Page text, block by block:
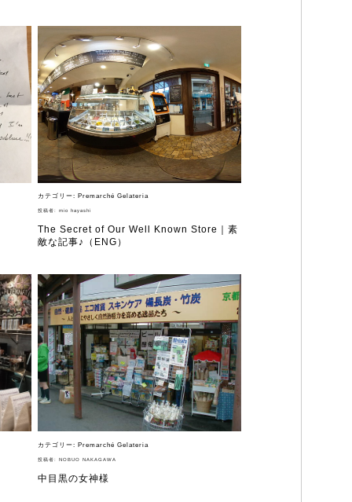
カテゴリー: Premarché Gelateria
投稿者: mio hayashi
The Secret of Our Well Known Store｜素
敵な記事♪（ENG）
カテゴリー: Premarché Gelateria
投稿者: NOBUO NAKAGAWA
中目黒の女神様